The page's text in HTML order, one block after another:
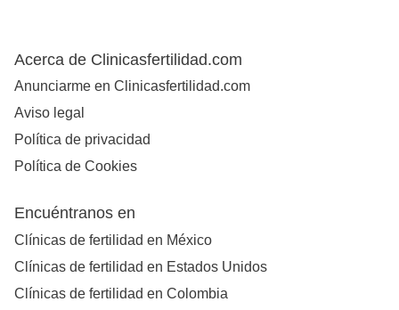
Acerca de Clinicasfertilidad.com
Anunciarme en Clinicasfertilidad.com
Aviso legal
Política de privacidad
Política de Cookies
Encuéntranos en
Clínicas de fertilidad en México
Clínicas de fertilidad en Estados Unidos
Clínicas de fertilidad en Colombia